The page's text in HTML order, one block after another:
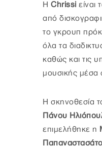
Η Chrissi είναι
από
το γκρουπ
όλα τα
καθώς και τις
μουσικής μέσα
Η σκηνοθεσία
Πάνου
επιμελήθηκε η